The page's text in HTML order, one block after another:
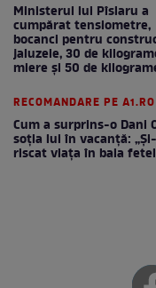
Ministerul lui Pîslaru a
cumpărat tensiometre,
bocanci pentru
jaluzele, 30 de
miere și 50 de
RECOMANDARE PE A1.RO
Cum a surprins-o Dani
soția lui în vacanță:
riscat viața în baia